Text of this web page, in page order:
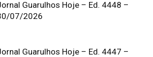
Guarulhos Hoje – Ed. 4448 –
07/2026
Guarulhos Hoje – Ed. 4447 –